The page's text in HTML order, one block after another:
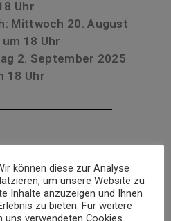
Uhr
Mittwoch 20. August
18 Uhr
2. September 2025
18 Uhr
können diese zur Analyse
um unsere Website zu
Inhalte anzuzeigen und Ihnen
zu bieten. Für weitere
verwendeten Cookies